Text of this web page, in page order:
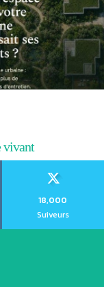
vivant
18,000
Suiveurs